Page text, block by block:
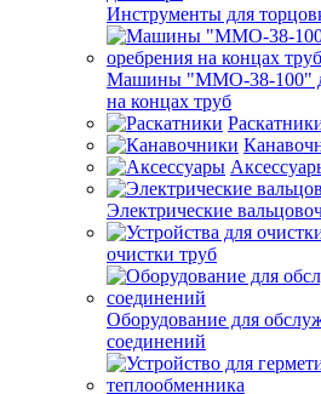
Инструменты для
Машины "ММО-38-100"
на концах труб
Электрические
очистки труб
Оборудование для
соединений